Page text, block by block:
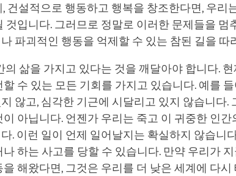
건설적으로 행동하고 행복을 창조한다면, 우리
것입니다. 그러므로 정말로 이러한 문제들을 멈
파괴적인 행동을 억제할 수 있는 참된 길을 따
의 삶을 가지고 있다는 것을 깨달아야 합니다.
수 있는 모든 기회를 가지고 있습니다. 예를
않고, 심각한 기근에 시달리고 있지 않습니다.
아닙니다. 언젠가 우리는 죽고 이 귀중한 인간
. 이런 일이 언제 일어날지는 확실하지 않습니
하는 사고를 당할 수 있습니다. 만약 우리가
해왔다면, 그것은 우리를 더 낮은 세계에 다시